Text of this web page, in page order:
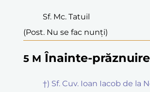
Sf. Mc. Tatuil
(Post. Nu se fac nunți)
5 M Înainte-
†) Sf. Cuv. Ioan Iacob de la